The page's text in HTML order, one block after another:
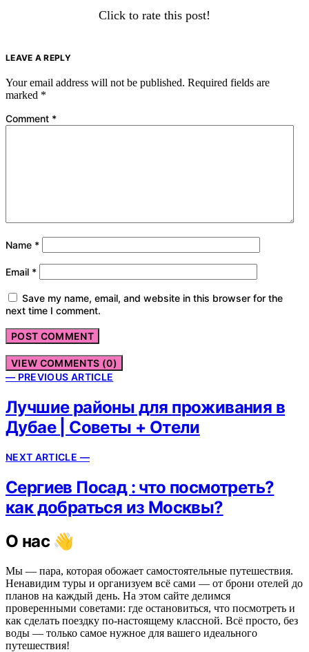
Click to rate this post!
LEAVE A REPLY
Your email address will not be published. Required fields are
marked *
Comment *
Name *
Email *
Save my name, email, and website in this browser for the
next time I comment.
VIEW COMMENTS (0)
— PREVIOUS ARTICLE
Лучшие районы для проживания в
Дубае | Советы + Отели
NEXT ARTICLE —
Сергиев Посад : что посмотреть?
как добраться из Москвы?
О нас 👋
Мы — пара, которая обожает самостоятельные путешествия.
Ненавидим туры и организуем всё сами — от брони отелей до
планов на каждый день. На этом сайте делимся
проверенными советами: где остановиться, что посмотреть и
как сделать поездку по-настоящему классной. Всё просто, без
воды — только самое нужное для вашего идеального
путешествия!